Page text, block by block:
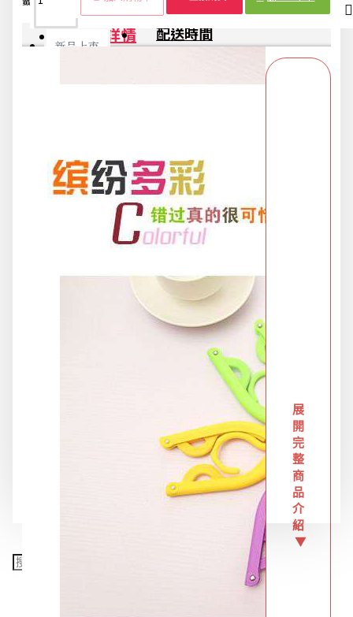
新品上市
生活用品
商品詳情 配送時間
展
開
完
整
商
品
介
紹
▼